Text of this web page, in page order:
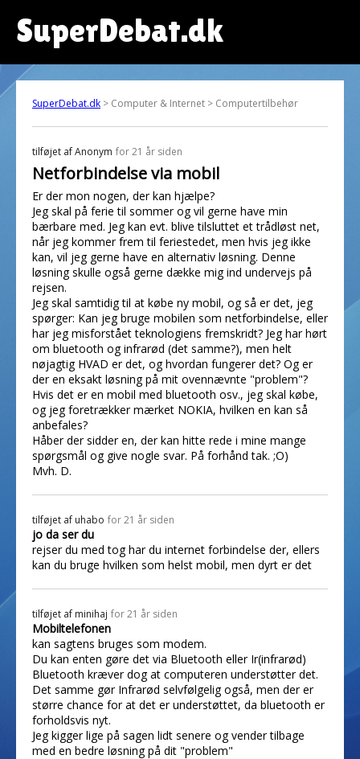
SuperDebat.dk
SuperDebat.dk > Computer & Internet > Computertilbehør
tilføjet afAnonym for 21 år siden
Netforbindelse via mobil
Er der mon nogen, der kan hjælpe?
Jeg skal på ferie til sommer og vil gerne have min
bærbare med. Jeg kan evt. blive tilsluttet et trådløst net,
når jeg kommer frem til feriestedet, men hvis jeg ikke
kan, vil jeg gerne have en alternativ løsning. Denne
løsning skulle også gerne dække mig ind undervejs på
rejsen.
Jeg skal samtidig til at købe ny mobil, og så er det, jeg
spørger: Kan jeg bruge mobilen som netforbindelse, eller
har jeg misforstået teknologiens fremskridt? Jeg har hørt
om bluetooth og infrarød (det samme?), men helt
nøjagtig HVAD er det, og hvordan fungerer det? Og er
der en eksakt løsning på mit ovennævnte "problem"?
Hvis det er en mobil med bluetooth osv., jeg skal købe,
og jeg foretrækker mærket NOKIA, hvilken en kan så
anbefales?
Håber der sidder en, der kan hitte rede i mine mange
spørgsmål og give nogle svar. På forhånd tak. ;O)
Mvh. D.
tilføjet af uhabo for 21 år siden
jo da ser du
rejser du med tog har du internet forbindelse der, ellers
kan du bruge hvilken som helst mobil, men dyrt er det
tilføjet af minihaj for 21 år siden
Mobiltelefonen
kan sagtens bruges som modem.
Du kan enten gøre det via Bluetooth eller Ir(infrarød)
Bluetooth kræver dog at computeren understøtter det.
Det samme gør Infrarød selvfølgelig også, men der er
større chance for at det er understøttet, da bluetooth er
forholdsvis nyt.
Jeg kigger lige på sagen lidt senere og vender tilbage
med en bedre løsning på dit "problem"